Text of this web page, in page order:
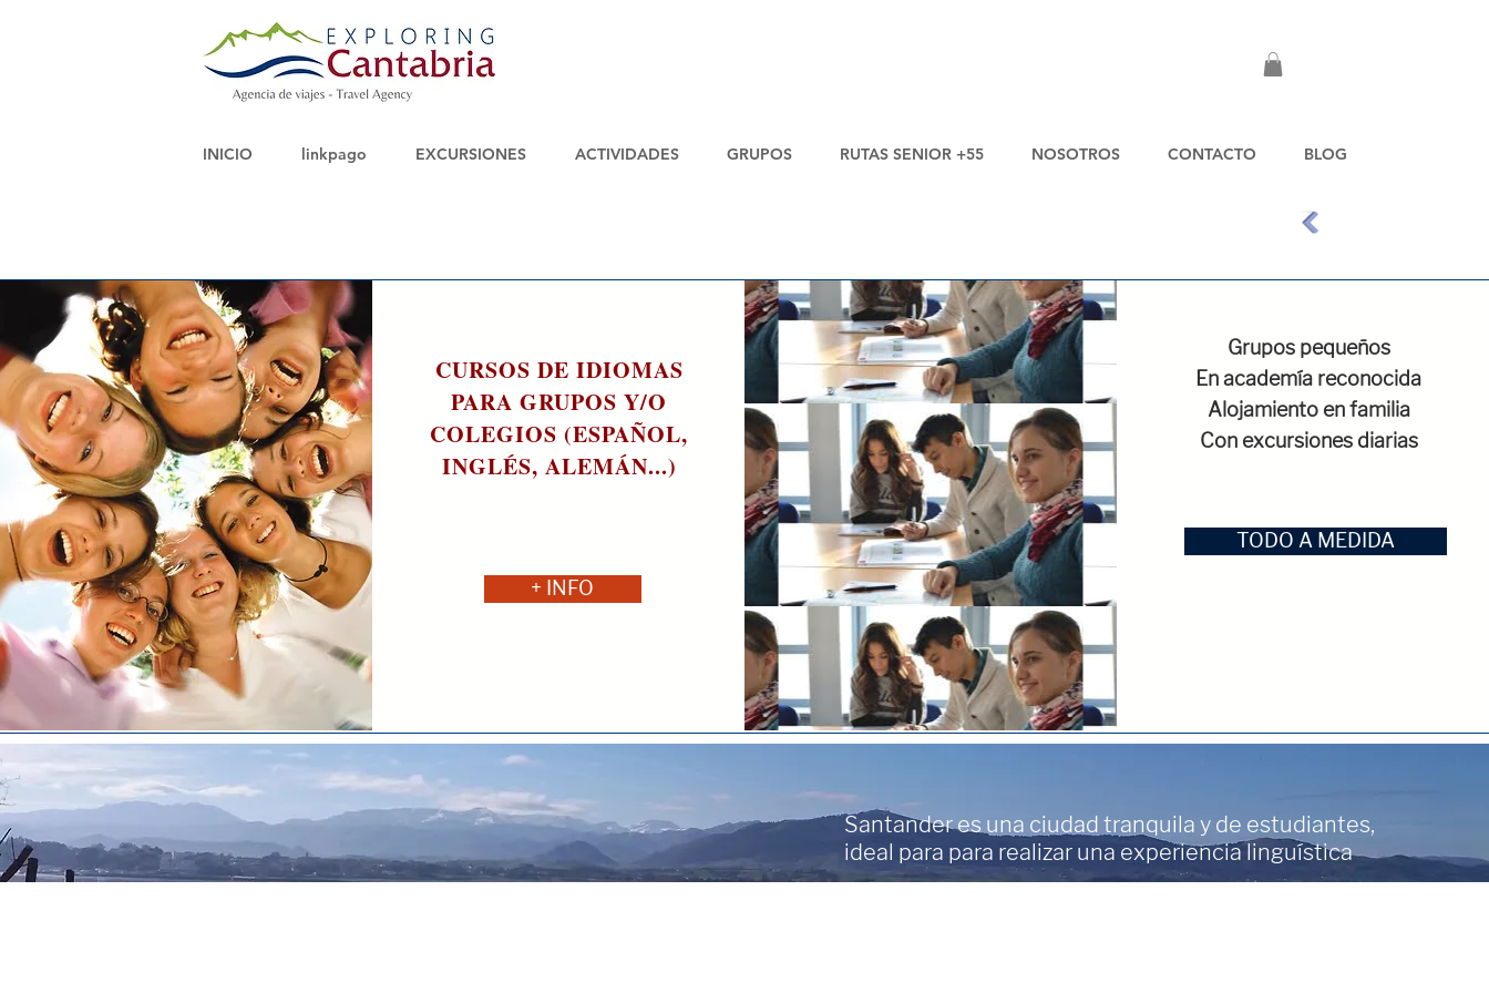
INICIO linkpago EXCURSIONES ACTIVIDADES GRUPOS RUTAS SENIOR +55 NOSOTROS CONTACTO BLOG
CURSOS DE IDIOMAS
PARA GRUPOS Y/O
COLEGIOS (ESPAÑOL,
INGLÉS, ALEMÁN...)
+ INFO
Grupos pequeños
En academía reconocida
Alojamiento en familia
Con excursiones diarias
TODO A MEDIDA
Santander es una ciudad tranquila y de estudiantes,
ideal para para realizar una experiencia linguística